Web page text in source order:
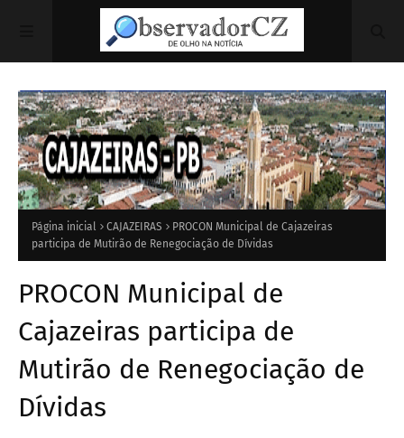
Página inicial CAJAZEIRAS
PROCON Municipal de Cajazeiras
participa de Mutirão de Renegociação de Dívidas
PROCON Municipal de
Cajazeiras participa de
Mutirão de Renegociação de
Dívidas